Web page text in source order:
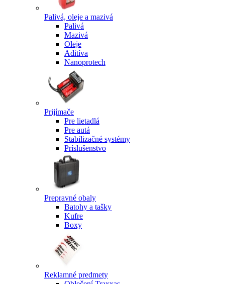
Palivá, oleje a mazivá
Palivá
Mazivá
Oleje
Aditíva
Nanoprotech
Prijímače
Pre lietadlá
Pre autá
Stabilizačné systémy
Príslušenstvo
Prepravné obaly
Batohy a tašky
Kufre
Boxy
Reklamné predmety